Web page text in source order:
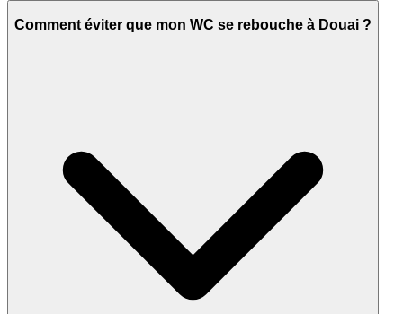
Comment éviter que mon WC se rebouche à Douai ?